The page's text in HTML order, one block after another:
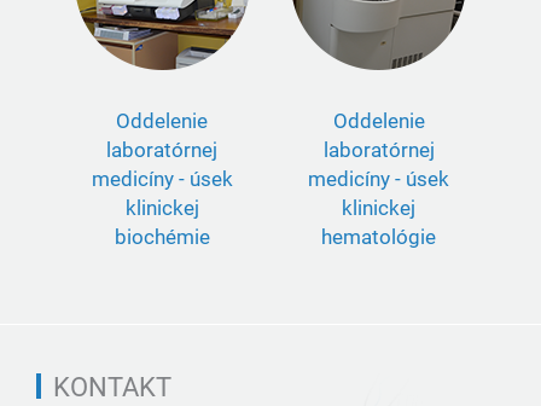
Oddelenie
laboratórnej
medicíny - úsek
klinickej
biochémie
Oddelenie
laboratórnej
medicíny - úsek
klinickej
hematológie
KONTAKT